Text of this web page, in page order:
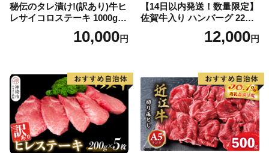
秘伝のタレ漬け!(訳あり)牛ヒ
レサイコロステーキ 1000g
10,000円
【14日以内発送！数量限定】
佐賀牛入り ハンバーグ 22個
2.6kg(120g×22個)【佐賀牛
黒毛和牛 ブランド牛 九州 ハ
気】(H083106)
12,000円